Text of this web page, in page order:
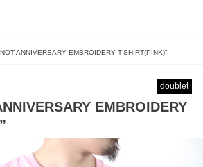
ANNIVERSARY EMBROIDERY T-SHIRT(PINK)"
doublet
EMBROIDERY